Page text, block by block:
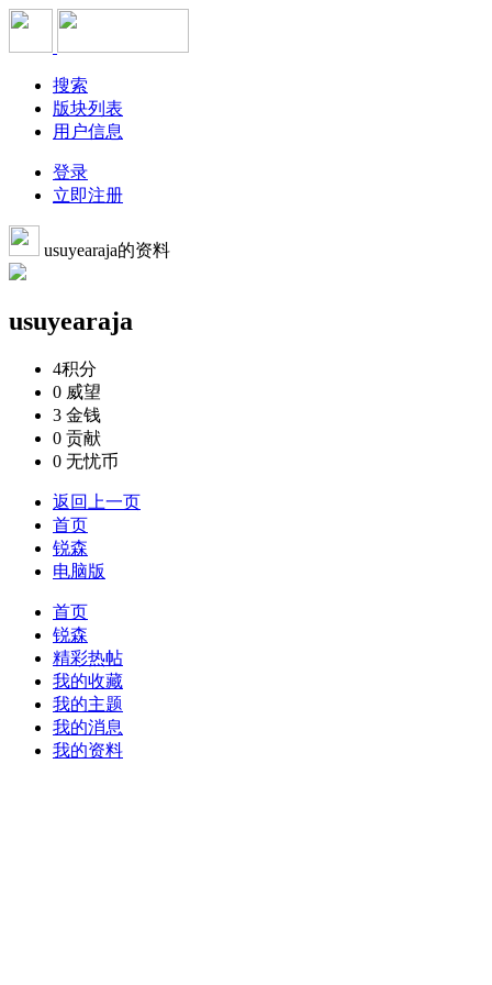
搜索
版块列表
用户信息
登录
立即注册
usuyearaja的资料
usuyearaja
4积分
0 威望
3 金钱
0 贡献
0 无忧币
返回上一页
首页
锐森
电脑版
首页
锐森
精彩热帖
我的收藏
我的主题
我的消息
我的资料